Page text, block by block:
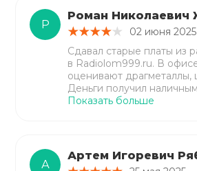
Р
Роман Николаевич
02 июня 2025
Сдавал старые платы из
в Radiolom999.ru. В
оценивают драгметаллы,
Деньги получил
Показать больше
А
Артем Игоревич